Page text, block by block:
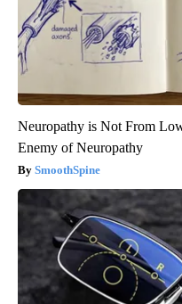
Neuropathy is Not From
Enemy of Neuropathy
SmoothSpine